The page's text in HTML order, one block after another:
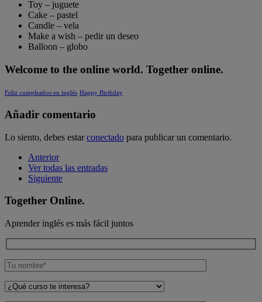
Toy – juguete
Cake – pastel
Candle – vela
Make a wish – pedir un deseo
Balloon – globo
Welcome to the online world. Together online.
Feliz cumpleaños en inglés Happy Birthday
Añadir comentario
Lo siento, debes estarconectado para publicar un comentario.
Anterior
Ver todas las entradas
Siguiente
Together Online.
Aprender inglés es más fácil juntos